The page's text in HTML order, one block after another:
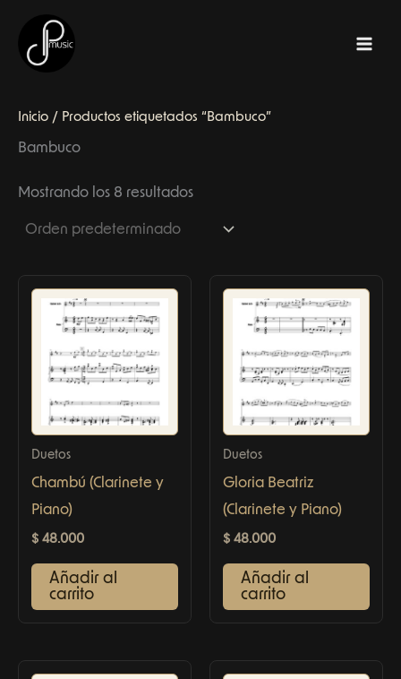
contenido
Inicio / Productos etiquetados “Bambuco”
Bambuco
Mostrando los 8 resultados
Duetos
Chambú (Clarinete y
Piano)
$ 48.000
Añadir al
carrito
Duetos
Gloria Beatriz
(Clarinete y Piano)
$ 48.000
Añadir al
carrito